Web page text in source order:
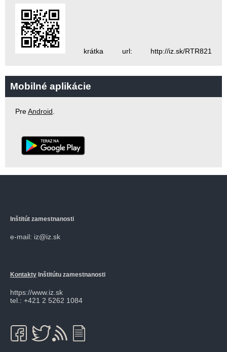
krátka url: http://iz.sk/RTR821
Mobilné aplikácie
PreAndroid.
Inštitút zamestnanosti
e-mail: iz@iz.sk
Kontakty Inštitútu zamestnanosti
https://www.iz.sk
tel.: +421 2 5262 1084